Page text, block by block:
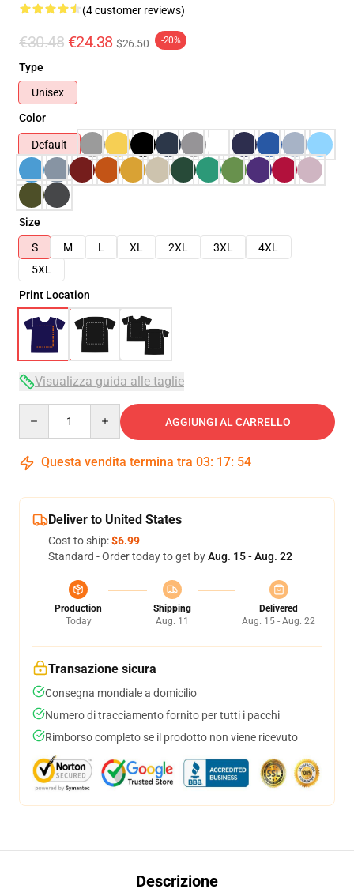
(4 customer reviews)
€30.48 €24.38 $26.50 -20%
Type
Unisex
Color
Default
Size
S
M L XL 2XL 3XL
4XL
5XL
Print Location
Visualizza guida alle taglie
AGGIUNGI AL CARRELLO
Questa vendita termina tra 03: 17: 53
Deliver to United States
Cost to ship:$6.99
Standard - Order today to get byAug. 15 - Aug. 22
Production
Today
Shipping
Aug. 11
Delivered
Aug. 15 - Aug. 22
Transazione sicura
Consegna mondiale a domicilio
Numero di tracciamento fornito per tutti i pacchi
Rimborso completo se il prodotto non viene ricevuto
Descrizione